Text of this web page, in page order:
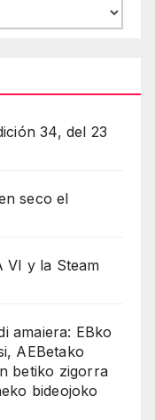
34, del 23
seco el
VI y la Steam
amaiera: EBko
AEBetako
betiko zigorra
bideojoko